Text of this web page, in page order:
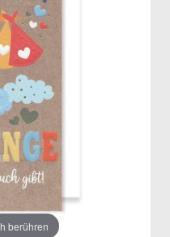
berühren